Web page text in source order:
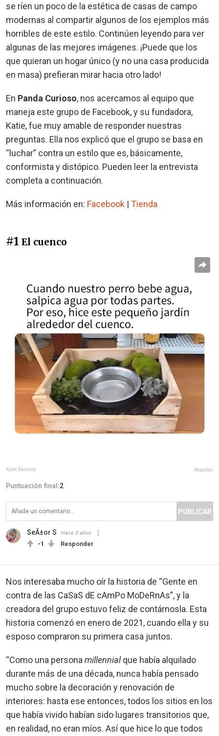
se ríen un poco de la estética de casas de campo
modernas al compartir algunos de los ejemplos más
horribles de este estilo. Continúen leyendo para ver
algunas de las mejores imágenes. ¡Puede que los
que quieran un hogar único (y no una casa producida
en masa) prefieran mirar hacia otro lado!
En Panda Curioso, nos acercamos al equipo que
maneja este grupo de Facebook, y su fundadora,
Katie, fue muy amable de responder nuestras
preguntas. Ella nos explicó que el grupo se basa en
“luchar” contra un estilo que es, básicamente,
conformista y distópico. Pueden leer la entrevista
completa a continuación.
Más información en: Facebook | Tienda
#1 El cuenco
Katie Ramsey Reportar
Puntuación final:2
PUBLICAR
SeÃ±or S Hace 3 años
-1 Responder
Nos interesaba mucho oír la historia de “Gente en
contra de las CaSaS dE cAmPo MoDeRnAs”, y la
creadora del grupo estuvo feliz de contárnosla. Esta
historia comenzó en enero de 2021, cuando ella y su
esposo compraron su primera casa juntos.
“Como una persona millennialque había alquilado
durante más de una década, nunca había pensado
mucho sobre la decoración y renovación de
interiores: hasta ese entonces, todos los sitios en los
que había vivido habían sido lugares transitorios que,
en realidad, no eran míos. Así que hice lo que todos